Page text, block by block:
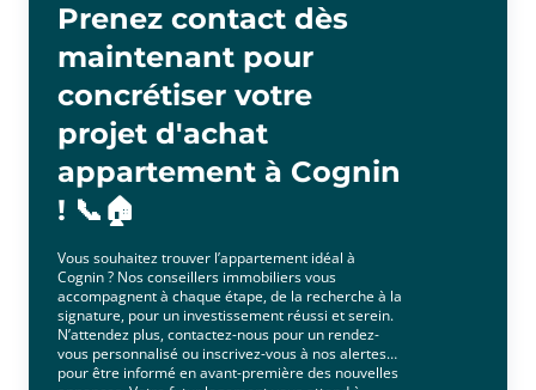
Prenez contact dès
maintenant pour
concrétiser votre
projet d'achat
appartement à Cognin
! 📞🏠
Vous souhaitez trouver l’appartement idéal à
Cognin ? Nos conseillers immobiliers vous
accompagnent à chaque étape, de la recherche à la
signature, pour un investissement réussi et serein.
N’attendez plus, contactez-nous pour un rendez-
vous personnalisé ou inscrivez-vous à nos alertes
pour être informé en avant-première des nouvelles